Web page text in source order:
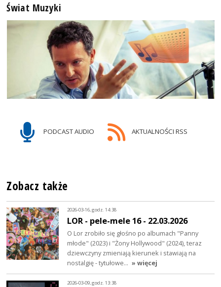
Świat Muzyki
PODCAST AUDIO AKTUALNOŚCI RSS
Zobacz także
2026-03-16, godz. 14:38
LOR - pele-mele 16 - 22.03.2026
O Lor zrobiło się głośno po albumach "Panny
młode" (2023) i "Żony Hollywood" (2024), teraz
dziewczyny zmieniają kierunek i stawiają na
nostalgię - tytułowe… » więcej
2026-03-09, godz. 13:38